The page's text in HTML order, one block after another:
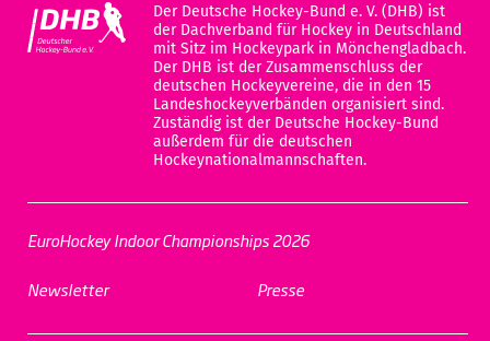
Der Deutsche Hockey-Bund e. V. (DHB) ist
der Dachverband für Hockey in Deutschland
mit Sitz im Hockeypark in Mönchengladbach.
Der DHB ist der Zusammenschluss der
deutschen Hockeyvereine, die in den 15
Landeshockeyverbänden organisiert sind.
Zuständig ist der Deutsche Hockey-Bund
außerdem für die deutschen
Hockeynationalmannschaften.
EuroHockey Indoor Championships 2026
Newsletter Presse